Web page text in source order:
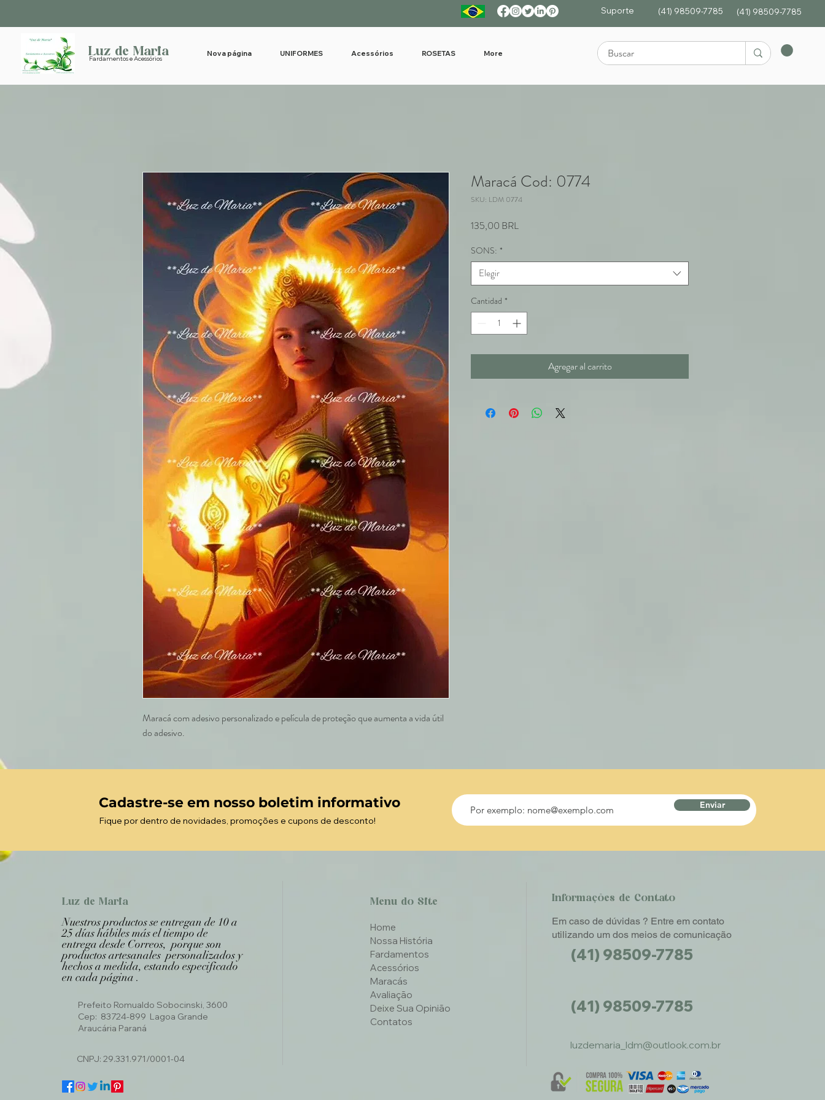
Suporte (41) 98509-7785 (41) 98509-7785
Luz de Maria
Fardamentos e Acessórios
Nova página UNIFORMES Acessórios ROSETAS More
Maracá com adesivo personalizado e película de proteção que aumenta a vida útil
do adesivo.
Maracá Cod: 0774
SKU: LDM 0774
135,00 BRLPrecio
SONS: *
Elegir
Cantidad *
Agregar al carrito
Cadastre-se em nosso boletim informativo
Fique por dentro de novidades, promoções e cupons de desconto!
Enviar
Luz de Maria
Nuestros productos se entregan de 10 a
25 días hábiles más el tiempo de
entrega desde Correos, porque son
productos artesanales personalizados y
hechos a medida, estando especificado
en cada página .
Prefeito Romualdo Sobocinski, 3600
Cep: 83724-899 Lagoa Grande
Araucária Paraná
CNPJ: 29.331.971/0001-04
Menu do Site
Home
Nossa História
Fardamentos
Acessórios
Maracás
Avaliação
Deixe Sua Opinião
Contatos
Informações de Contato
Em caso de dúvidas ? Entre em contato
utilizando um dos meios de comunicação
(41) 98509-7785
(41) 98509-7785
luzdemaria_ldm@outlook.com.br